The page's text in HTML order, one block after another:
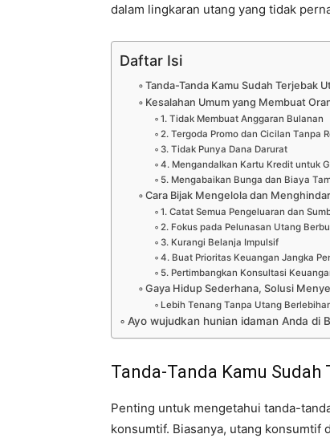
dalam lingkaran utang yang tidak
Daftar Isi
Tanda-Tanda Kamu Sudah Terjebak
Kesalahan Umum yang Membuat
1. Tidak Membuat Anggaran Bulanan
2. Tergoda Promo dan Cicilan Tanpa
3. Tidak Punya Dana Darurat
4. Mengandalkan Kartu Kredit untuk
5. Mengabaikan Bunga dan Biaya
Cara Bijak Mengelola dan
1. Catat Semua Pengeluaran dan
2. Fokus pada Pelunasan Utang
3. Kurangi Belanja Impulsif
4. Buat Prioritas Keuangan Jangka
5. Pertimbangkan Konsultasi
Gaya Hidup Sederhana, Solusi
Lebih Tenang Tanpa Utang
Ayo wujudkan hunian idaman Anda di
Tanda-Tanda Kamu
Penting untuk mengetahui tanda-
konsumtif. Biasanya, utang konsumtif